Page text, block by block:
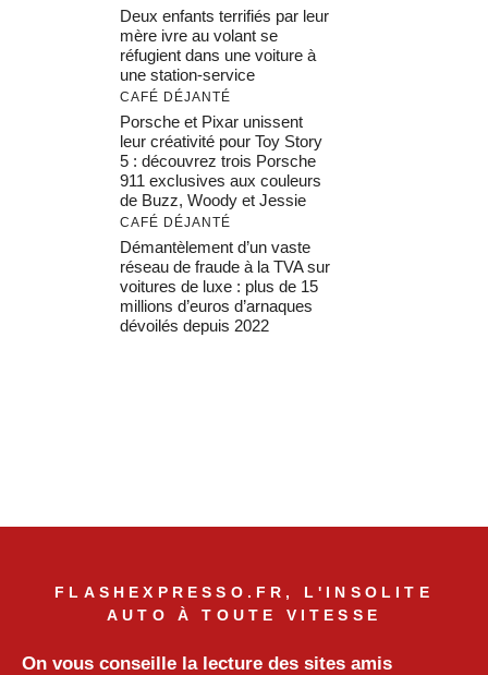
Deux enfants terrifiés par leur
mère ivre au volant se
réfugient dans une voiture à
une station-service
CAFÉ DÉJANTÉ
Porsche et Pixar unissent
leur créativité pour Toy Story
5 : découvrez trois Porsche
911 exclusives aux couleurs
de Buzz, Woody et Jessie
CAFÉ DÉJANTÉ
Démantèlement d’un vaste
réseau de fraude à la TVA sur
voitures de luxe : plus de 15
millions d’euros d’arnaques
dévoilés depuis 2022
FLASHEXPRESSO.FR, L'INSOLITE
AUTO À TOUTE VITESSE
On vous conseille la lecture des sites amis